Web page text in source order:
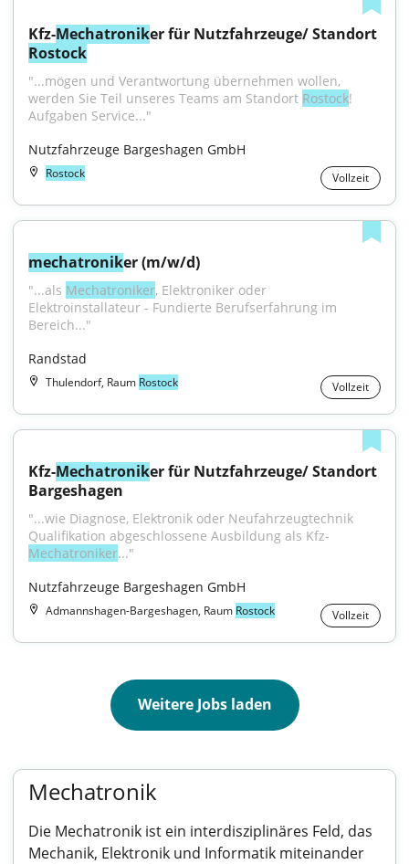
Kfz-Mechatronik
Rostock
"...mögen und Verantwortung übernehmen wollen,
werden Sie Teil unseres Teams am Standort Rostock!
Aufgaben Service..."
Nutzfahrzeuge Bargeshagen GmbH
Rostock Vollzeit
mechatroniker (m/w/d)
"...als Mechatroniker, Elektroniker oder
Elektroinstallateur - Fundierte Berufserfahrung im
Bereich..."
Randstad
Thulendorf, Raum Rostock Vollzeit
Kfz-Mechatroniker für Nutzfahrzeuge/ Standort
Bargeshagen
"...wie Diagnose, Elektronik oder Neufahrzeugtechnik
Qualifikation abgeschlossene Ausbildung als Kfz-
Mechatroniker..."
Nutzfahrzeuge Bargeshagen GmbH
Admannshagen-Bargeshagen, Raum Rostock Vollzeit
Weitere Jobs laden
Mechatronik
Die Mechatronik ist ein interdisziplinäres Feld, das
Mechanik, Elektronik und Informatik miteinander